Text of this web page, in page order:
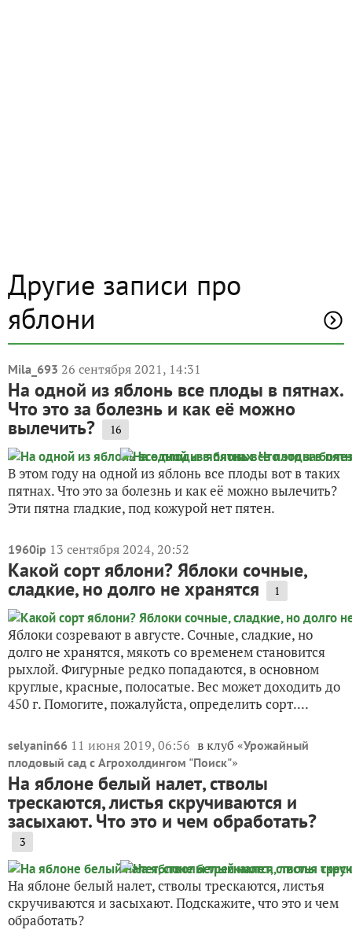
Другие записи про
яблони
Mila_693 26 сентября 2021, 14:31
На одной из яблонь все плоды в пятнах.
Что это за болезнь и как её можно
вылечить? 16
В этом году на одной из яблонь все плоды вот в таких
пятнах. Что это за болезнь и как её можно вылечить?
Эти пятна гладкие, под кожурой нет пятен.
1960ip 13 сентября 2024, 20:52
Какой сорт яблони? Яблоки сочные,
сладкие, но долго не хранятся 1
Яблоки созревают в августе. Сочные, сладкие, но
долго не хранятся, мякоть со временем становится
рыхлой. Фигурные редко попадаются, в основном
круглые, красные, полосатые. Вес может доходить до
450 г. Помогите, пожалуйста, определить сорт....
selyanin66 11 июня 2019, 06:56 в клуб «Урожайный
плодовый сад с Агрохолдингом "Поиск"»
На яблоне белый налет, стволы
трескаются, листья скручиваются и
засыхают. Что это и чем обработать?
3
На яблоне белый налет, стволы трескаются, листья
скручиваются и засыхают. Подскажите, что это и чем
обработать?